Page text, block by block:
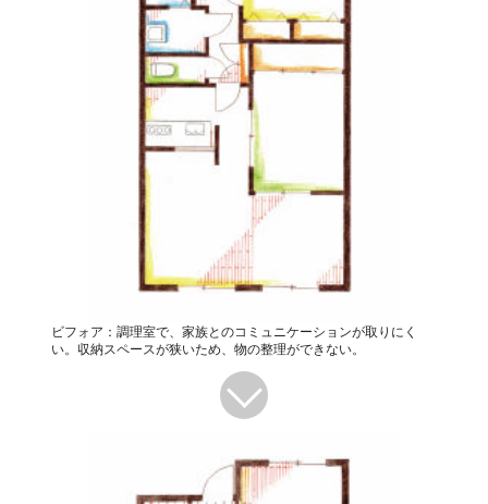
ビフォア：調理室で、家族とのコミュニケーションが取りにく
い。収納スペースが狭いため、物の整理ができない。